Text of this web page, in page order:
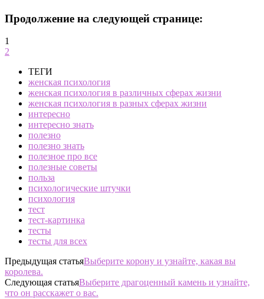
Продолжение на следующей странице:
1
2
ТЕГИ
женская психология
женская психология в различных сферах жизни
женская психология в разных сферах жизни
интересно
интересно знать
полезно
полезно знать
полезное про все
полезные советы
польза
психологические штучки
психология
тест
тест-картинка
тесты
тесты для всех
Предыдущая статьяВыберите корону и узнайте, какая вы
королева.
Следующая статьяВыберите драгоценный камень и узнайте,
что он расскажет о вас.